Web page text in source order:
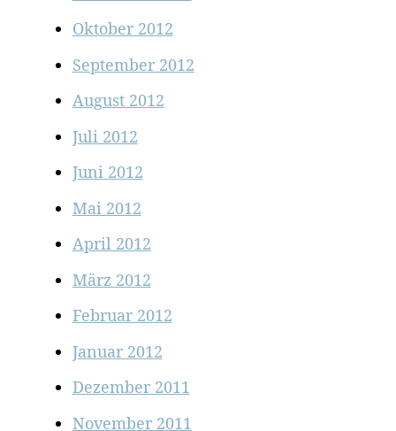
Oktober 2012
September 2012
August 2012
Juli 2012
Juni 2012
Mai 2012
April 2012
März 2012
Februar 2012
Januar 2012
Dezember 2011
November 2011